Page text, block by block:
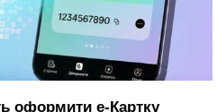
оформити е-Картку